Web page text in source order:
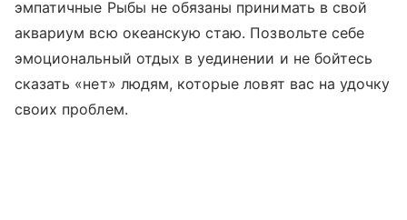
эмпатичные Рыбы не обязаны принимать в свой
аквариум всю океанскую стаю. Позвольте себе
эмоциональный отдых в уединении и не бойтесь
сказать «нет» людям, которые ловят вас на удочку
своих проблем.